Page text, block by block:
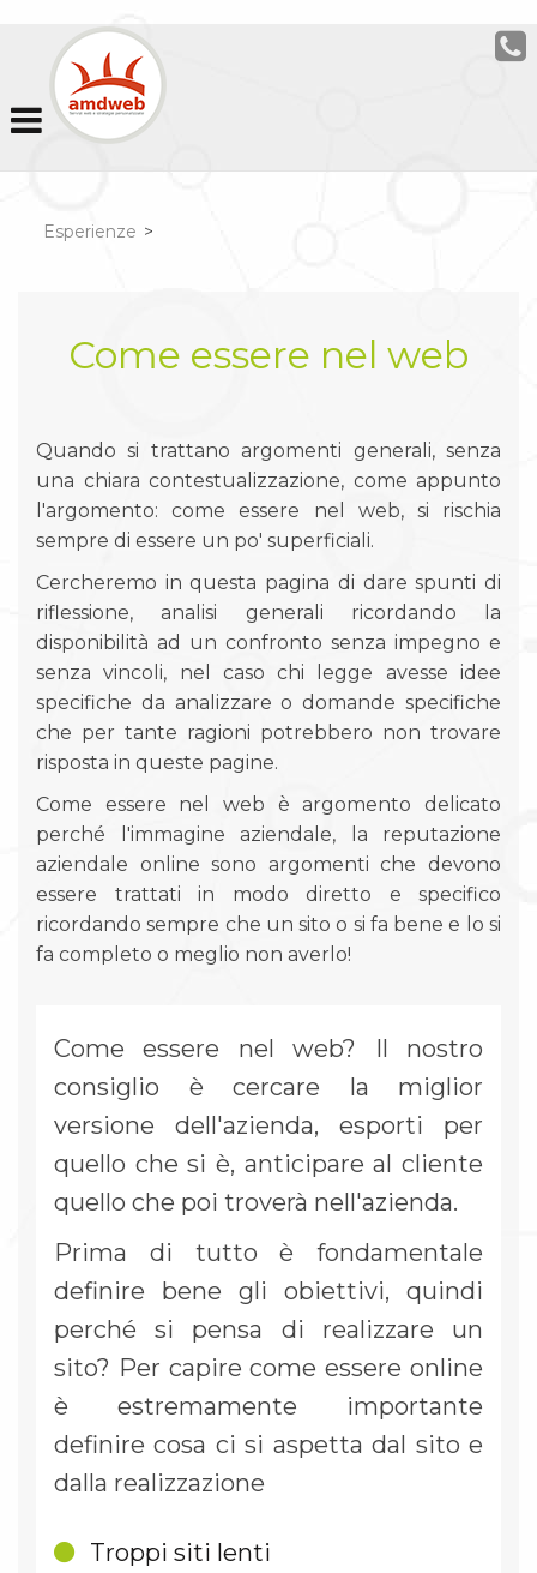
Esperienze >
Come essere nel web
Quando si trattano argomenti generali, senza
una chiara contestualizzazione, come appunto
l'argomento: come essere nel web, si rischia
sempre di essere un po' superficiali.
Cercheremo in questa pagina di dare spunti di
riflessione, analisi generali ricordando la
disponibilità ad un confronto senza impegno e
senza vincoli, nel caso chi legge avesse idee
specifiche da analizzare o domande specifiche
che per tante ragioni potrebbero non trovare
risposta in queste pagine.
Come essere nel web è argomento delicato
perché l'immagine aziendale, la reputazione
aziendale online sono argomenti che devono
essere trattati in modo diretto e specifico
ricordando sempre che un sito o si fa bene e lo si
fa completo o meglio non averlo!
Come essere nel web? Il nostro
consiglio è cercare la miglior
versione dell'azienda, esporti per
quello che si è, anticipare al cliente
quello che poi troverà nell'azienda.
Prima di tutto è fondamentale
definire bene gli obiettivi, quindi
perché si pensa di realizzare un
sito? Per capire come essere online
è estremamente importante
definire cosa ci si aspetta dal sito e
dalla realizzazione
Troppi siti lenti